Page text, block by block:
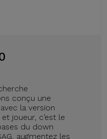
conçu une
la version
joueur, c’est le
du down
augmentez les